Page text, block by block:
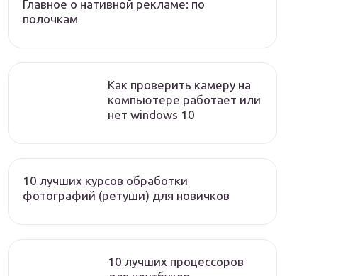
Главное о нативной рекламе: по
полочкам
Как проверить камеру на
компьютере работает или
нет windows 10
10 лучших курсов обработки
фотографий (ретуши) для новичков
10 лучших процессоров